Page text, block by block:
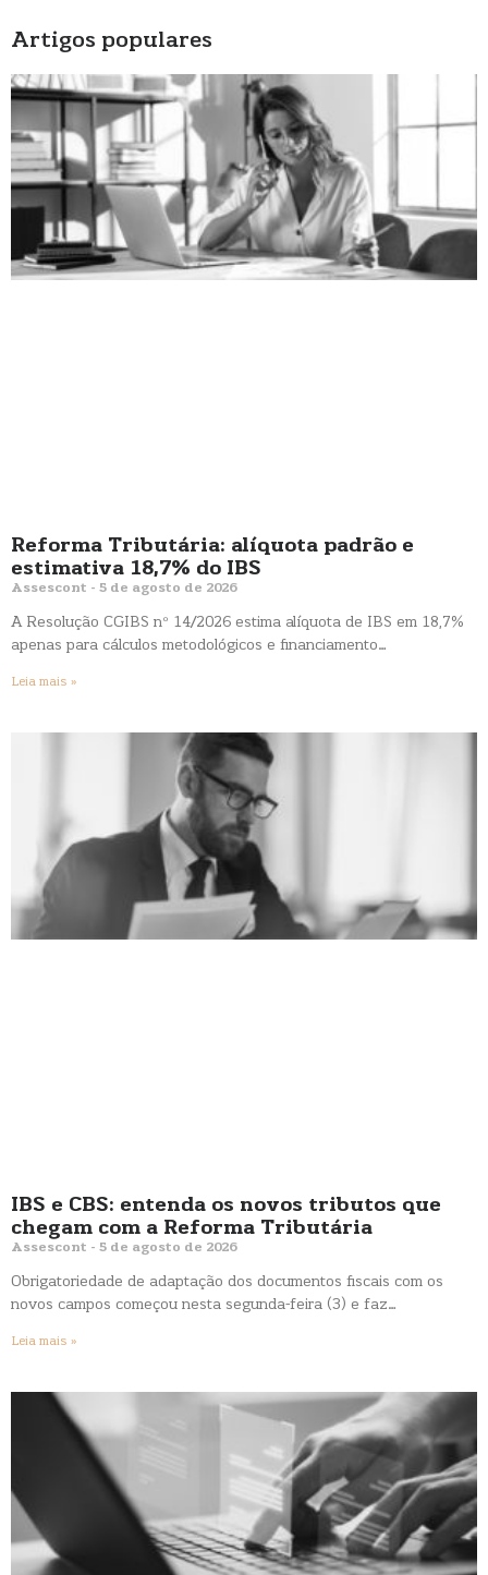
Artigos populares
Reforma Tributária: alíquota padrão e
estimativa 18,7% do IBS
Assescont 5 de agosto de 2026
A Resolução CGIBS nº 14/2026 estima alíquota de IBS em 18,7%
apenas para cálculos metodológicos e financiamento…
Leia mais »
IBS e CBS: entenda os novos tributos que
chegam com a Reforma Tributária
Assescont 5 de agosto de 2026
Obrigatoriedade de adaptação dos documentos fiscais com os
novos campos começou nesta segunda-feira (3) e faz…
Leia mais »